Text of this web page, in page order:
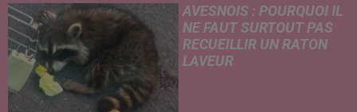
AVESNOIS : POURQUOI IL
NE FAUT SURTOUT PAS
RECUEILLIR UN RATON
LAVEUR